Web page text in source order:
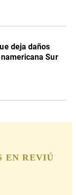
deja daños
Sur